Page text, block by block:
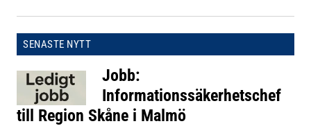
SENASTE NYTT
Jobb:
Informationssäkerhetschef
till Region Skåne i Malmö